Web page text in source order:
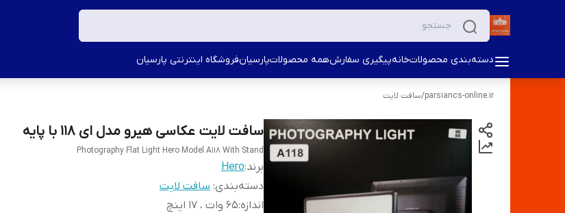
دسته‌بندی محصولاتخانهپیگیری سفارشهمه محصولاتپارسیانفروشگاه اینترنتی پارسیان
parsiancs-online.ir
/سافت لایت
سافت لایت عکاسی هیرو مدل ای ١١٨ با پایه
Photography Flat Light Hero Model A118 With Stand
برند:Hero
دسته‌بندی: سافت لایت
اندازه:۶۵ وات ، ١٧ اینچ